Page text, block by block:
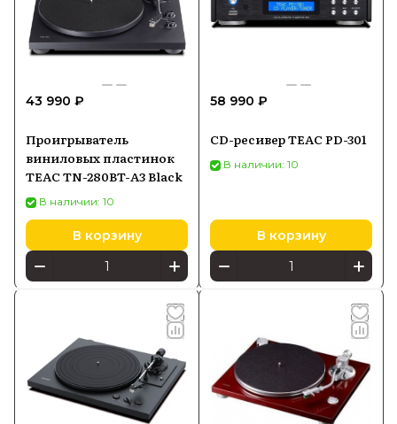
43 990 ₽
Проигрыватель
виниловых пластинок
TEAC TN-280BT-A3 Black
В наличии: 10
В корзину
58 990 ₽
CD-ресивер TEAC PD-301
В наличии: 10
В корзину